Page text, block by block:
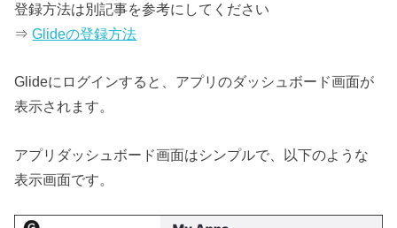
登録方法は別記事を参考にしてください
⇒Glideの登録方法
Glideにログインすると、アプリのダッシュボード画面が
表示されます。
アプリダッシュボード画面はシンプルで、以下のような
表示画面です。